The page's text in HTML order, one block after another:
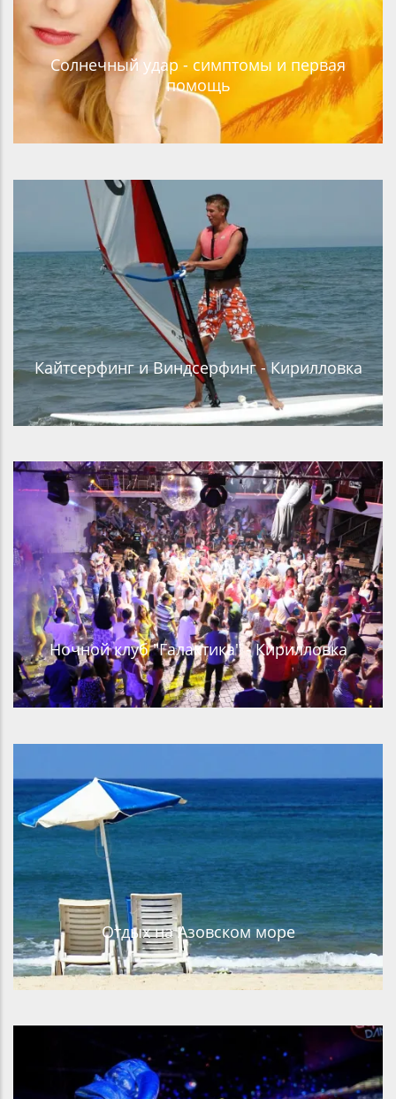
Солнечный удар - симптомы и первая
помощь
Кайтсерфинг и Виндсерфинг - Кирилловка
Ночной клуб "Галактика" - Кирилловка
Отдых на Азовском море